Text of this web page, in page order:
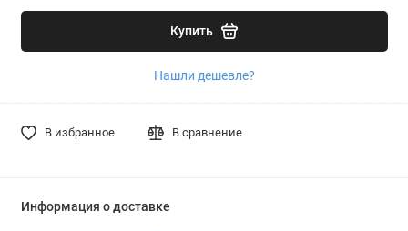
Купить
Нашли дешевле?
В избранное В сравнение
Информация о доставке